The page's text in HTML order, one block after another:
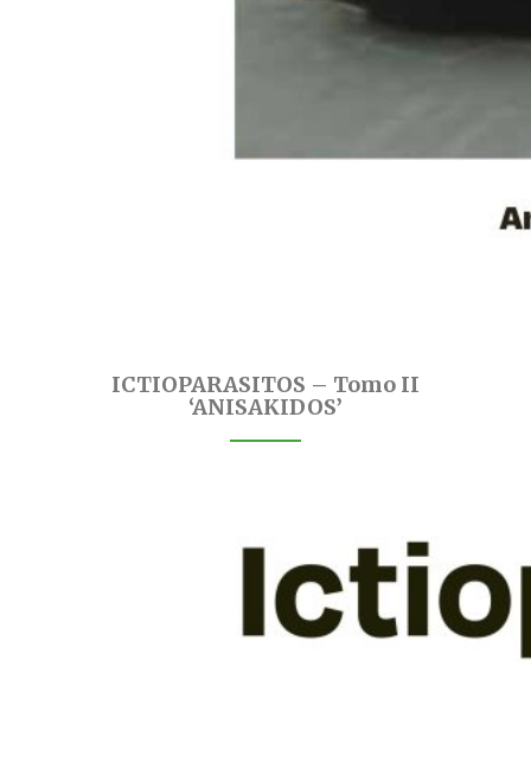
ICTIOPARASITOS – Tomo II
‘ANISAKIDOS’